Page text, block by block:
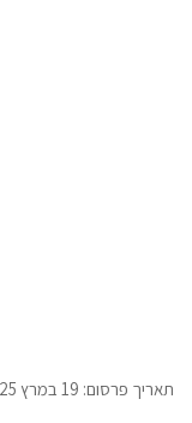
תאריך פרסום: 19 במרץ 2025